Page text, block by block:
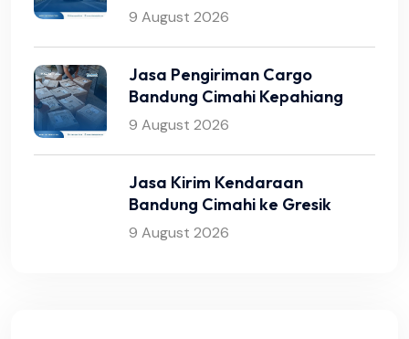
9 August 2026
Jasa Pengiriman Cargo
Bandung Cimahi Kepahiang
9 August 2026
Jasa Kirim Kendaraan
Bandung Cimahi ke Gresik
9 August 2026